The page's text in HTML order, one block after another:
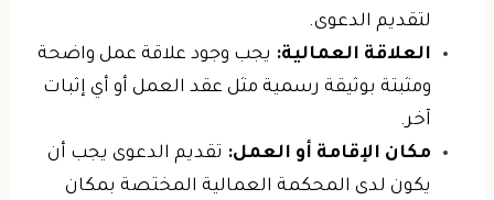
لتقديم الدعوى.
العلاقة العمالية: يجب وجود علاقة عمل واضحة
ومثبتة بوثيقة رسمية مثل عقد العمل أو أي إثبات
آخر.
مكان الإقامة أو العمل: تقديم الدعوى يجب أن
يكون لدى المحكمة العمالية المختصة بمكان